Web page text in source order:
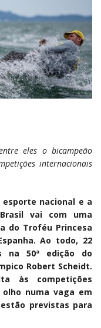
eles o bicampeão
internacionais
nacional e a
vai com uma
do Troféu Princesa
Ao todo, 22
na 50ª edição do
Robert Scheidt.
às competições
numa vaga em
previstas para